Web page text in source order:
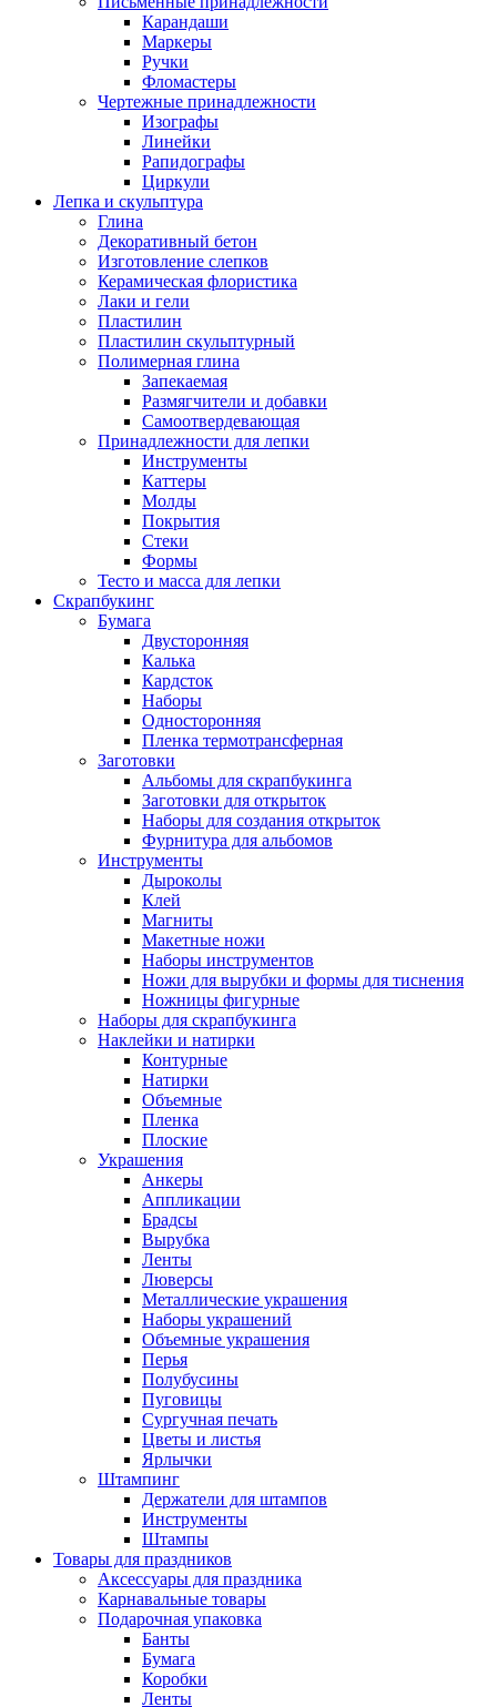
Карандаши
Маркеры
Ручки
Фломастеры
Чертежные принадлежности
Изографы
Линейки
Рапидографы
Циркули
Лепка и скульптура
Глина
Декоративный бетон
Изготовление слепков
Керамическая флористика
Лаки и гели
Пластилин
Пластилин скульптурный
Полимерная глина
Запекаемая
Размягчители и добавки
Самоотвердевающая
Принадлежности для лепки
Инструменты
Каттеры
Молды
Покрытия
Стеки
Формы
Тесто и масса для лепки
Скрапбукинг
Бумага
Двусторонняя
Калька
Кардсток
Наборы
Односторонняя
Пленка термотрансферная
Заготовки
Альбомы для скрапбукинга
Заготовки для открыток
Наборы для создания открыток
Фурнитура для альбомов
Инструменты
Дыроколы
Клей
Магниты
Макетные ножи
Наборы инструментов
Ножи для вырубки и формы для тиснения
Ножницы фигурные
Наборы для скрапбукинга
Наклейки и натирки
Контурные
Натирки
Объемные
Пленка
Плоские
Украшения
Анкеры
Аппликации
Брадсы
Вырубка
Ленты
Люверсы
Металлические украшения
Наборы украшений
Объемные украшения
Перья
Полубусины
Пуговицы
Сургучная печать
Цветы и листья
Ярлычки
Штампинг
Держатели для штампов
Инструменты
Штампы
Товары для праздников
Аксессуары для праздника
Карнавальные товары
Подарочная упаковка
Банты
Бумага
Коробки
Ленты